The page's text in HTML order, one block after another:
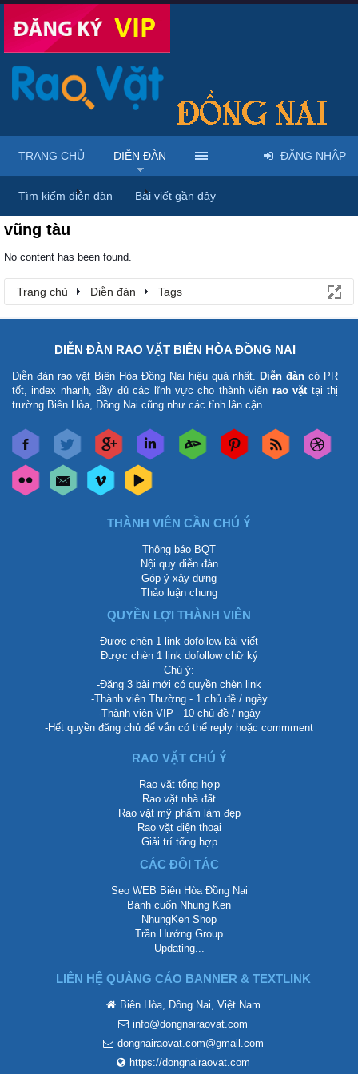
Trang chủ Diễn đàn Tags
vũng tàu
No content has been found.
Trang chủ Diễn đàn Tags
TRANG CHỦ DIỄN ĐÀN
Tìm kiếm diễn đàn Bài viết gần đây
ĐĂNG NHẬP
DIỄN ĐÀN RAO VẶT BIÊN HÒA ĐỒNG NAI
Diễn đàn rao vặt Biên Hòa Đồng Nai hiệu quả nhất. Diễn đàn có PR
tốt, index nhanh, đầy đủ các lĩnh vực cho thành viên rao vặttại thị
trường Biên Hòa, Đồng Nai cũng như các tỉnh lân cận.
THÀNH VIÊN CẦN CHÚ Ý
Thông báo BQT
Nội quy diễn đàn
Góp ý xây dựng
Thảo luận chung
QUYỀN LỢI THÀNH VIÊN
Được chèn 1 link dofollow bài viết
Được chèn 1 link dofollow chữ ký
Chú ý:
-Đăng 3 bài mới có quyền chèn link
-Thành viên Thường - 1 chủ đề / ngày
-Thành viên VIP - 10 chủ đề / ngày
-Hết quyền đăng chủ để vẫn có thể reply hoặc commment
RAO VẶT CHÚ Ý
Rao vặt tổng hợp
Rao vặt nhà đất
Rao vặt mỹ phẩm làm đẹp
Rao vặt điện thoại
Giải trí tổng hợp
CÁC ĐỐI TÁC
Seo WEB Biên Hòa Đồng Nai
Bánh cuốn Nhung Ken
NhungKen Shop
Trần Hướng Group
Updating...
LIÊN HỆ QUẢNG CÁO BANNER & TEXTLINK
Biên Hòa, Đồng Nai, Việt Nam
info@dongnairaovat.com
dongnairaovat.com@gmail.com
https://dongnairaovat.com